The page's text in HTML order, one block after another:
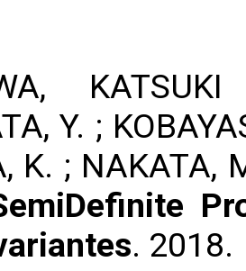
Y. ;
K. ; NAKATA,
. 2018.